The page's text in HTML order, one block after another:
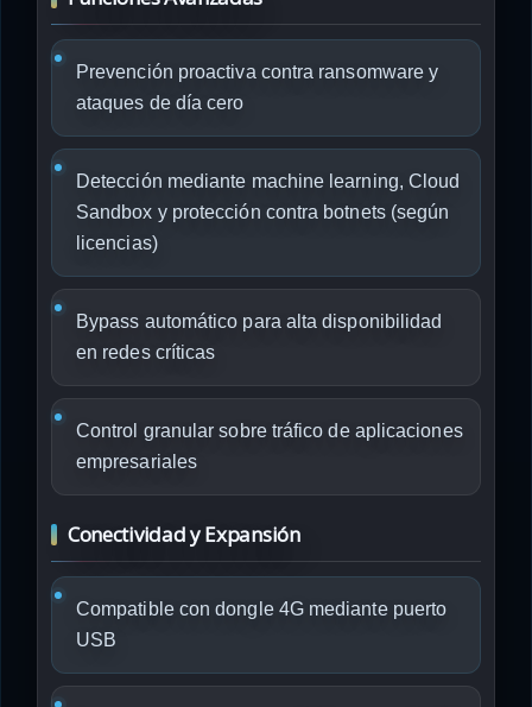
Prevención proactiva contra ransomware y
ataques de día cero
Detección mediante machine learning, Cloud
Sandbox y protección contra botnets (según
licencias)
Bypass automático para alta disponibilidad
en redes críticas
Control granular sobre tráfico de aplicaciones
empresariales
Conectividad y Expansión
Compatible con dongle 4G mediante puerto
USB